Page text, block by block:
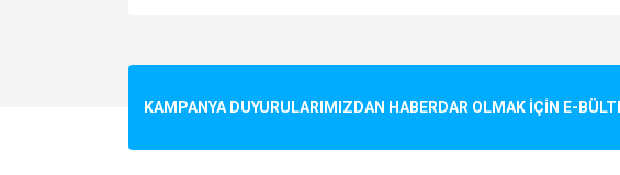
Ürün resmi kalitesiz, bozuk veya görüntülenemiyor.
KAMPANYA DUYURULARIMIZDAN HABERDAR OLMAK İÇİN E-